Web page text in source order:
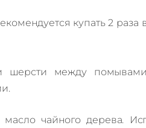
купать 2 раза
шерсти между
чайного дерева.